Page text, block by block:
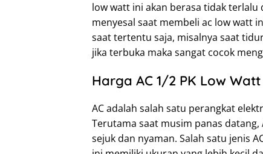
low watt ini akan berasa tidak
menyesal saat membeli ac low watt
saat tertentu saja, misalnya saat
jika terbuka maka sangat cocok
Harga AC 1/2 PK Low
AC adalah salah satu perangkat
Terutama saat musim panas
sejuk dan nyaman. Salah satu jenis